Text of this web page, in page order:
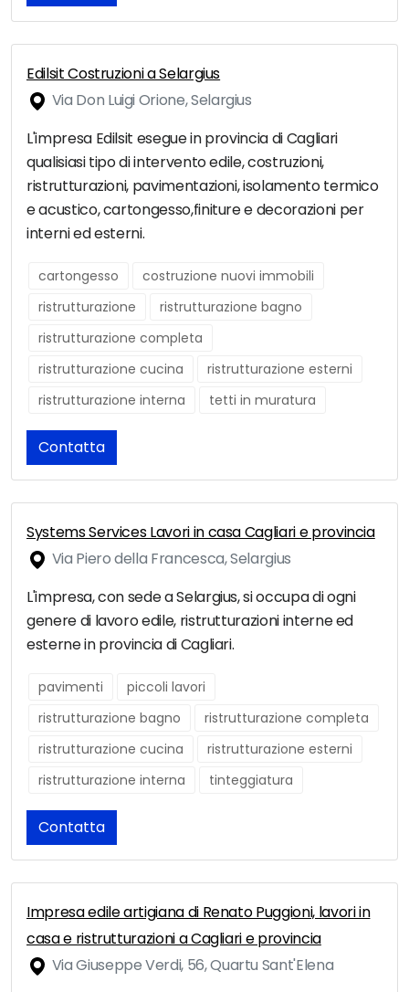
Edilsit Costruzioni a Selargius
Via Don Luigi Orione, Selargius
L'impresa Edilsit esegue in provincia di Cagliari
qualisiasi tipo di intervento edile, costruzioni,
ristrutturazioni, pavimentazioni, isolamento termico
e acustico, cartongesso,finiture e decorazioni per
interni ed esterni.
cartongesso
costruzione nuovi immobili
ristrutturazione
ristrutturazione bagno
ristrutturazione completa
ristrutturazione cucina
ristrutturazione esterni
ristrutturazione interna
tetti in muratura
Contatta
Systems Services Lavori in casa Cagliari e provincia
Via Piero della Francesca, Selargius
L'impresa, con sede a Selargius, si occupa di ogni
genere di lavoro edile, ristrutturazioni interne ed
esterne in provincia di Cagliari.
pavimenti
piccoli lavori
ristrutturazione bagno
ristrutturazione completa
ristrutturazione cucina
ristrutturazione esterni
ristrutturazione interna
tinteggiatura
Contatta
Impresa edile artigiana di Renato Puggioni, lavori in
casa e ristrutturazioni a Cagliari e provincia
Via Giuseppe Verdi, 56, Quartu Sant'Elena